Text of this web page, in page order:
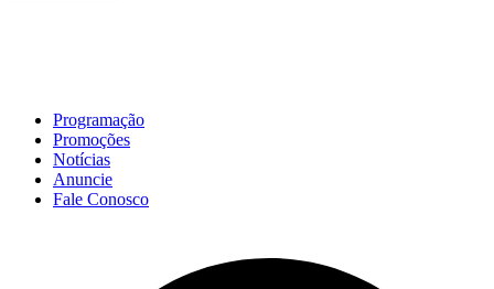
Programação
Promoções
Notícias
Anuncie
Fale Conosco